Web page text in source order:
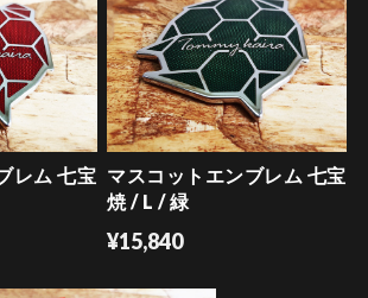
レム 七宝 マスコットエンブレム 七宝
焼 / L / 緑
¥15,840